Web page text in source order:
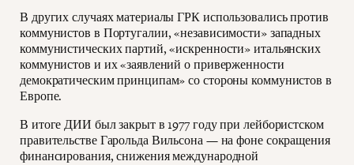
В других случаях материалы ГРК использовались против
коммунистов в Португалии, «независимости» западных
коммунистических партий, «искренности» итальянских
коммунистов и их «заявлений о приверженности
демократическим принципам» со стороны коммунистов в
Европе.
В итоге ДИИ был закрыт в 1977 году при лейбористском
правительстве Гарольда Вильсона — на фоне сокращения
финансирования, снижения международной